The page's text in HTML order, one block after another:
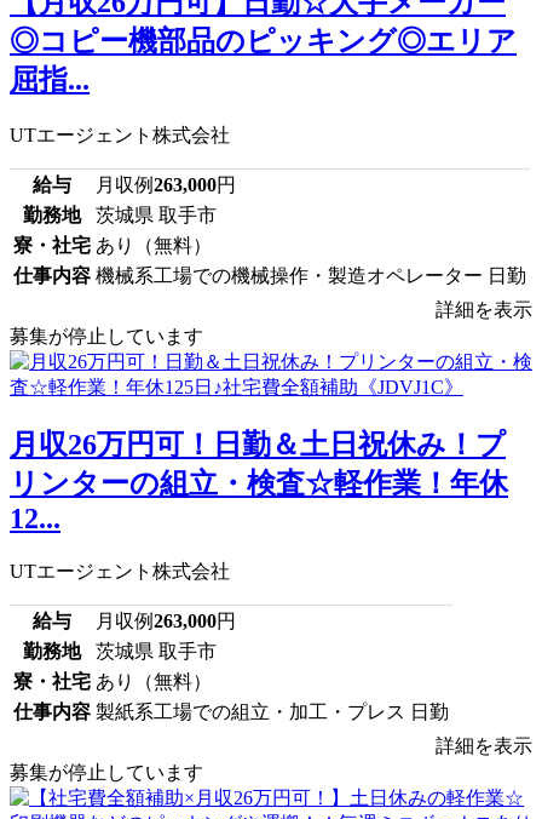
◎コピー機部品のピッキング◎エリア
屈指...
UTエージェント株式会社
給与 月収例263,000円
勤務地
茨城県 取手市
寮・社宅 あり（無料）
仕事内容 機械系工場での機械操作・製造オペレーター 日勤
詳細を表示
募集が停止しています
月収26万円可！日勤＆土日祝休み！プ
リンターの組立・検査☆軽作業！年休
12...
UTエージェント株式会社
給与 月収例263,000円
勤務地
茨城県 取手市
寮・社宅 あり（無料）
仕事内容 製紙系工場での組立・加工・プレス 日勤
詳細を表示
募集が停止しています